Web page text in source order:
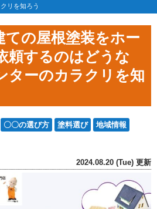
リを知ろう
ての屋根塗装をホー
頼するのはどうな
ターのカラクリを知
〇〇の選び方 塗料選び
地域情報
2024.08.20 (Tue) 更新